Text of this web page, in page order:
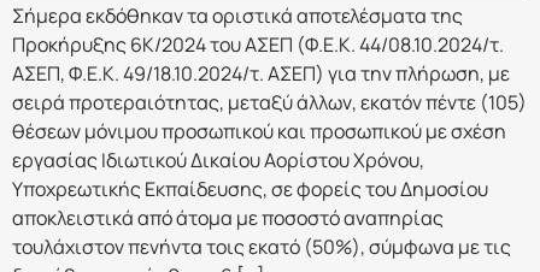
Σήμερα εκδόθηκαν τα οριστικά αποτελέσματα της
Προκήρυξης 6Κ/2024 του ΑΣΕΠ (Φ.Ε.Κ. 44/08.10.2024/τ.
ΑΣΕΠ, Φ.Ε.Κ. 49/18.10.2024/τ. ΑΣΕΠ) για την πλήρωση, με
σειρά προτεραιότητας, μεταξύ άλλων, εκατόν πέντε (105)
θέσεων μόνιμου προσωπικού και προσωπικού με σχέση
εργασίας Ιδιωτικού Δικαίου Αορίστου Χρόνου,
Υποχρεωτικής Εκπαίδευσης, σε φορείς του Δημοσίου
αποκλειστικά από άτομα με ποσοστό αναπηρίας
τουλάχιστον πενήντα τοις εκατό (50%), σύμφωνα με τις